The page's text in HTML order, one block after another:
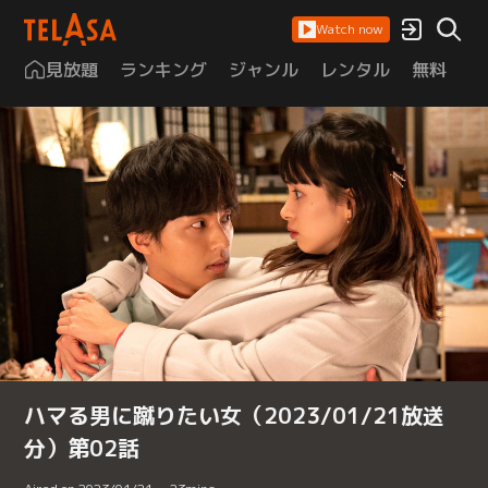
Watch now
見放題 ランキング ジャンル レンタル 無料
ハマる男に蹴りたい女（2023/01/21放送
分）第02話